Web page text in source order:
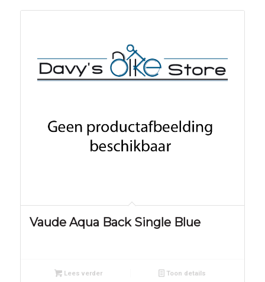
Vaude Aqua Back Single Blue
Lees verder Toon details